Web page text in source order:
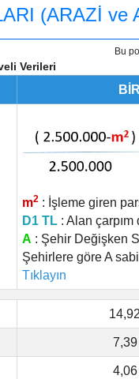
(ARAZİ ve
Bu
Verileri
m2 : İşleme giren
D1 TL : Alan
A : Şehir Değişken
Şehirlere göre A
Tıklayın